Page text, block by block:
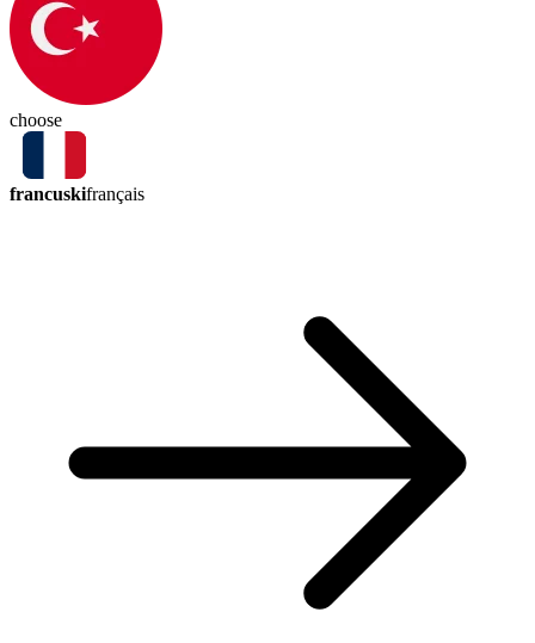
choose
francuskifrançais